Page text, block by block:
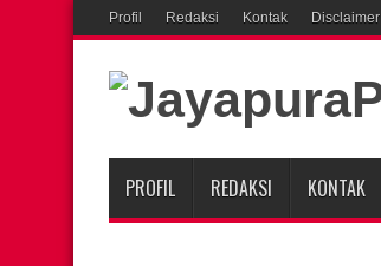
Profil Redaksi Kontak Disclaimer
PROFIL REDAKSI KONTAK